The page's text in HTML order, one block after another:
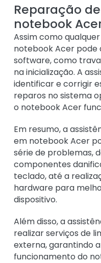
Reparação
notebook
Assim como
notebook Acer
software, como
na inicialização. A
identificar e corrigir
reparos no sistema
o notebook Acer
Em resumo, a
em notebook Acer
série de problemas,
componentes
teclado, até a
hardware para
dispositivo.
Além disso, a
realizar serviços de
externa, garantindo
funcionamento do